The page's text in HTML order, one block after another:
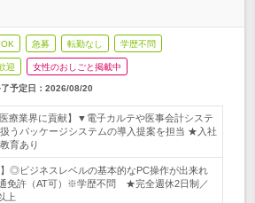
急募 転勤なし 学歴不問
迎 女性のおしごと掲載中
予定日： 2026/08/20
医療業界に貢献】▼電子カルテや医事会計システ
うパッケージシステムの導入提案を担当 ★入社
育あり
】◎ビジネスレベルの基本的なPC操作が出来れ
免許（AT可）※学歴不問 ★完全週休2日制／
上